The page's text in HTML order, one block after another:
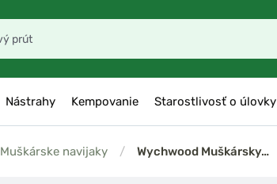
Nástrahy Kempovanie Starostlivosť o úlovky
Muškárske navijaky / Wychwood Muškársky…